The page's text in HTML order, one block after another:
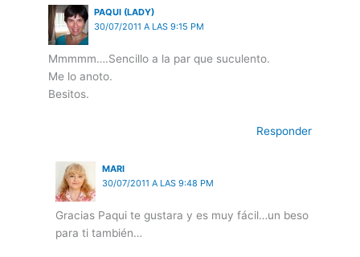
PAQUI (LADY)
30/07/2011 A LAS 9:15 PM
Mmmmm….Sencillo a la par que suculento.
Me lo anoto.
Besitos.
Responder
MARI
30/07/2011 A LAS 9:48 PM
Gracias Paqui te gustara y es muy fácil…un beso
para ti también…